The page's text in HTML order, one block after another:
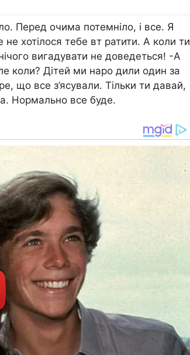
Перед очима потемніло, і все. Я
хотілося тебе вт ратити. А коли ти
вигадувати не доведеться! -А
коли? Дітей ми наро дили один за
що все з’ясували. Тільки ти давай,
Нормально все буде.